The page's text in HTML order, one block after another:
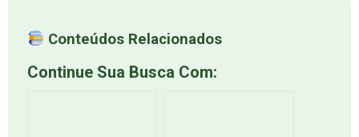
Conteúdos Relacionados
Continue Sua Busca Com: